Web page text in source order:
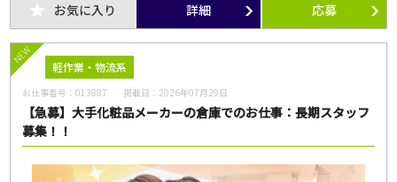
お気に入り 詳細 応募
NEW
軽作業・物流系
お仕事番号：013887 掲載日： 2026年07月29日
【急募】大手化粧品メーカーの倉庫でのお仕事：長期スタッフ
募集！！